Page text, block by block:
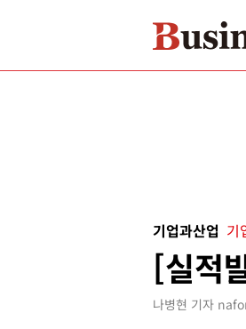
기업과산업 기
[실적
나병현 기자